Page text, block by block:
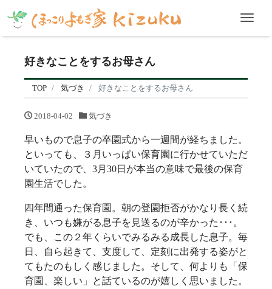
好きなことをするお母さん
TOP 気づき 好きなことをするお母さん
2018-04-02 気づき
早いもので息子の卒園式から一週間が経ちました。
といっても、３月いっぱい保育園に行かせていただ
いていたので、3月30日が本当の意味で最後の保育
園生活でした。
四年間通った保育園。朝の登園拒否がかなり長く続
き、いつも嫌がる息子を見送るのが辛かった･･･。
でも、この２年くらいでみるみる成長した息子。毎
日、自ら起きて、支度して、定刻に出発する姿がと
てもたのもしく感じました。そして、何よりも「保
育園、楽しい」と話ているのが嬉しく思いました。